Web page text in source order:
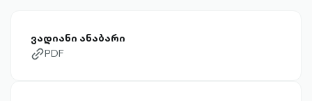
ვადიანი ანაბარი
link-diagonal-outlined
PDF